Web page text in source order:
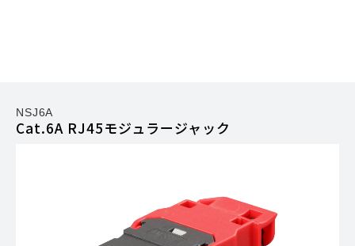
NSJ6A
Cat.6A RJ45モジュラージャック